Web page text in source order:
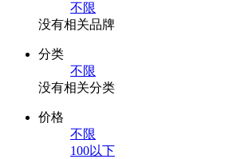
不限
没有相关品牌
分类
不限
没有相关分类
价格
不限
100以下